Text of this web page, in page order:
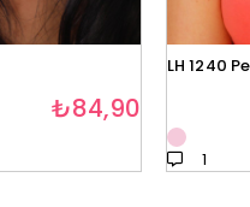
₺84,90
LH 1240
1